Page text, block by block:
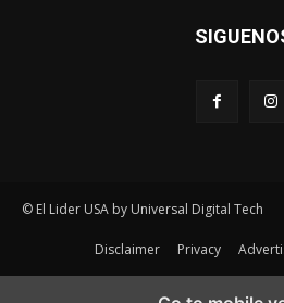
© El Lider USA by Universal Digital Tech
Disclaimer Privacy